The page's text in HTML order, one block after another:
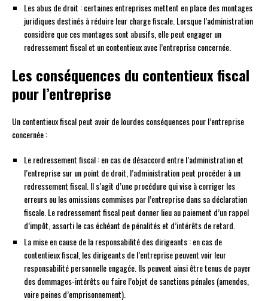
Les abus de droit : certaines entreprises mettent en place des montages
juridiques destinés à réduire leur charge fiscale. Lorsque l’administration
considère que ces montages sont abusifs, elle peut engager un
redressement fiscal et un contentieux avec l’entreprise concernée.
Les conséquences du contentieux fiscal
pour l’entreprise
Un contentieux fiscal peut avoir de lourdes conséquences pour l’entreprise
concernée :
Le redressement fiscal : en cas de désaccord entre l’administration et
l’entreprise sur un point de droit, l’administration peut procéder à un
redressement fiscal. Il s’agit d’une procédure qui vise à corriger les
erreurs ou les omissions commises par l’entreprise dans sa déclaration
fiscale. Le redressement fiscal peut donner lieu au paiement d’un rappel
d’impôt, assorti le cas échéant de pénalités et d’intérêts de retard.
La mise en cause de la responsabilité des dirigeants : en cas de
contentieux fiscal, les dirigeants de l’entreprise peuvent voir leur
responsabilité personnelle engagée. Ils peuvent ainsi être tenus de payer
des dommages-intérêts ou faire l’objet de sanctions pénales (amendes,
voire peines d’emprisonnement).